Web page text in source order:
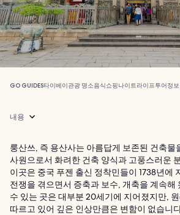
GO GUIDES타이베이관광 명소음식쇼핑나이트라이프투어정보
내용
룽산쓰, 즉 용산사는 아름답게 보존된 건축물
사원으로서 화려한 건축 양식과 고풍스러운
이곳은 중국 푸젠 출신 정착민들이 1738년에
전쟁을 겪으면서 증축과 보수, 개축을 계속해
수 있는 곳은 대부분 20세기에 지어졌지만,
따르고 있어 깊은 인상만큼은 변함이 없습니